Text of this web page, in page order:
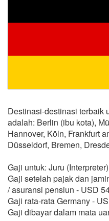
Destinasi-destinasi terbaik
adalah: Berlin (ibu kota),
Hannover, Köln, Frankfurt
Düsseldorf, Bremen,
Gaji untuk: Juru
Gaji setelah pajak dan
/ asuransi pensiun - USD
Gaji rata-rata Germany -
Gaji dibayar dalam mata